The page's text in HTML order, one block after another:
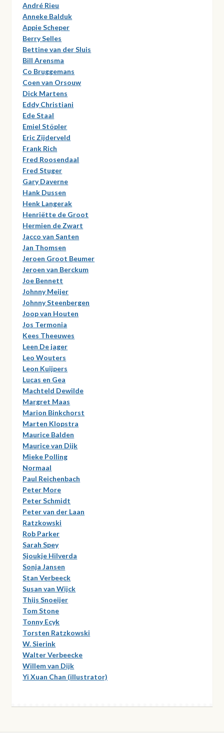
André Rieu
Anneke Balduk
Appie Scheper
Berry Selles
Bettine van der Sluis
Bill Arensma
Co Bruggemans
Coen van Orsouw
Dick Martens
Eddy Christiani
Ede Staal
Emiel Stöpler
Eric Zijderveld
Frank Rich
Fred Roosendaal
Fred Stuger
Gary Daverne
Hank Dussen
Henk Langerak
Henriëtte de Groot
Hermien de Zwart
Jacco van Santen
Jan Thomsen
Jeroen Groot Beumer
Jeroen van Berckum
Joe Bennett
Johnny Meijer
Johnny Steenbergen
Joop van Houten
Jos Termonia
Kees Theeuwes
Leen De jager
Leo Wouters
Leon Kuijpers
Lucas en Gea
Machteld Dewilde
Margret Maas
Marion Binkchorst
Marten Klopstra
Maurice Balden
Maurice van Dijk
Mieke Polling
Normaal
Paul Reichenbach
Peter More
Peter Schmidt
Peter van der Laan
Ratzkowski
Rob Parker
Sarah Spey
Sjoukje Hilverda
Sonja Jansen
Stan Verbeeck
Susan van Wijck
Thijs Snoeijer
Tom Stone
Tonny Ecyk
Torsten Ratzkowski
W. Sierink
Walter Verbeecke
Willem van Dijk
Yi Xuan Chan (illustrator)